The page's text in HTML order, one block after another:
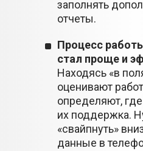
заполнять
отчеты.
Процесс
стал проще и
Находясь «в
оценивают
определяют,
их поддержка.
«свайпнуть»
данные в